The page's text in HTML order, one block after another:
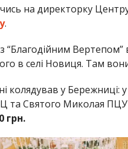
на директорку
.
з “Благодійним
в селі Новиця. Там
колядував у
та Святого Миколая
грн.